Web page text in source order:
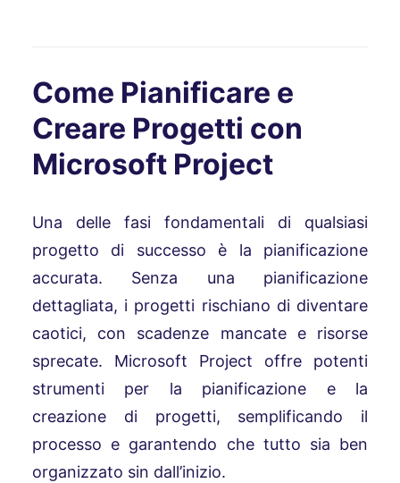
Come Pianificare e
Creare Progetti con
Microsoft Project
Una delle fasi fondamentali di qualsiasi
progetto di successo è la pianificazione
accurata. Senza una pianificazione
dettagliata, i progetti rischiano di diventare
caotici, con scadenze mancate e risorse
sprecate. Microsoft Project offre potenti
strumenti per la pianificazione e la
creazione di progetti, semplificando il
processo e garantendo che tutto sia ben
organizzato sin dall’inizio.